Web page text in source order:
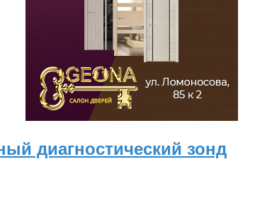
диагностический зонд